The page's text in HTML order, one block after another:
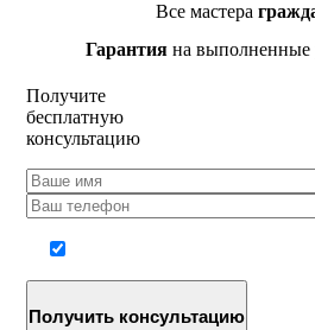
Все мастера
Гарантияна выполненные
Получите
бесплатную
консультацию